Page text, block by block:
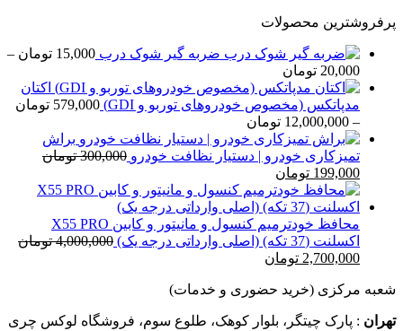
7,000,000 تومان
پرفروشترین محصولات
ضربه گیر شوک درب 15,000 تومان –
20,000 تومان
قیمت:
15,000 تومان
تا
20,000 تومان
اکتان
مدپاتکس (مخصوص خودروهای توربو و GDI)
579,000 تومان
–
12,000,000 تومان
قیمت:
579,000 تومان
12,000,000 تومان
براش
تمیزکاری خودرو | دستیار نظافت خودرو 300,000 تومان
قیمت
اصلی
300,000 تومان
بود.
199,000 تومان
فعلی
199,000 تومان
است.
محافظ خودترمیم کنسول و مانیتور و کابین X55 PRO
اکسلنت (37 تکه) (اصلی وارداتی درجه یک)
4,000,000 تومان
قیمت
4,000,000 تومان
2,700,000 تومان
2,700,000 تومان
شعبه مرکزی (خرید حضوری و خدمات)
تهران : پارک چیتگر، بلوار کوهک، طلوع سوم، فروشگاه لوکس چری